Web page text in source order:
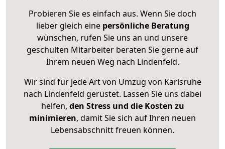
Probieren Sie es einfach aus. Wenn Sie doch
lieber gleich eine persönliche Beratung
wünschen, rufen Sie uns an und unsere
geschulten Mitarbeiter beraten Sie gerne auf
Ihrem neuen Weg nach Lindenfeld.
Wir sind für jede Art von Umzug von Karlsruhe
nach Lindenfeld gerüstet. Lassen Sie uns dabei
helfen, den Stress und die Kosten zu
minimieren, damit Sie sich auf Ihren neuen
Lebensabschnitt freuen können.